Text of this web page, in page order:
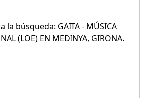
la búsqueda: GAITA - MÚSICA
(LOE) EN MEDINYA, GIRONA.